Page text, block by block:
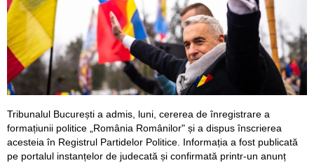
Tribunalul București a admis, luni, cererea de înregistrare a
formațiunii politice „România Românilor" și a dispus înscrierea
acesteia în Registrul Partidelor Politice. Informația a fost publicată
pe portalul instanțelor de judecată și confirmată printr-un anunț